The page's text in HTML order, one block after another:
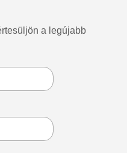
a legújabb